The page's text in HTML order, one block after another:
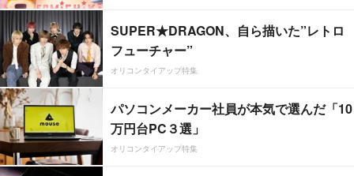
SUPER★DRAGON、自ら描いた”レトロ
フューチャー”
オリコンタイアップ特集
パソコンメーカー社員が本気で選んだ「10
万円台PC３選」
オリコンタイアップ特集